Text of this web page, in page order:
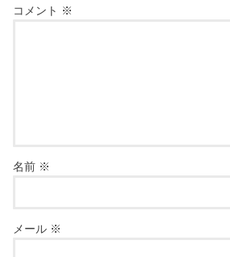
コメント ※
名前 ※
メール ※